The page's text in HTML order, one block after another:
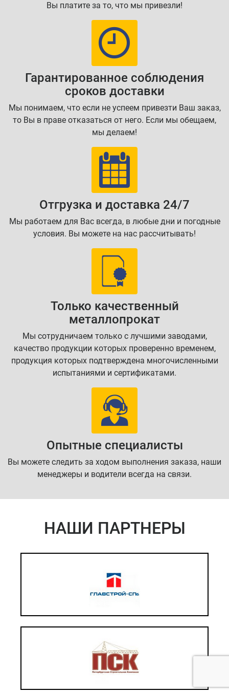
Вы платите за то, что мы привезли!
Гарантированное соблюдения
сроков доставки
Мы понимаем, что если не успеем привезти Ваш заказ,
то Вы в праве отказаться от него. Если мы обещаем,
мы делаем!
Отгрузка и доставка 24/7
Мы работаем для Вас всегда, в любые дни и погодные
условия. Вы можете на нас рассчитывать!
Только качественный
металлопрокат
Мы сотрудничаем только с лучшими заводами,
качество продукции которых проверенно временем,
продукция которых подтверждена многочисленными
испытаниями и сертификатами.
Опытные специалисты
Вы можете следить за ходом выполнения заказа, наши
менеджеры и водители всегда на связи.
НАШИ ПАРТНЕРЫ